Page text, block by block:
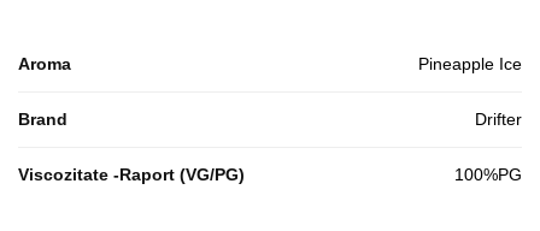
Aroma Pineapple Ice
Brand Drifter
Viscozitate -Raport (VG/PG) 100%PG